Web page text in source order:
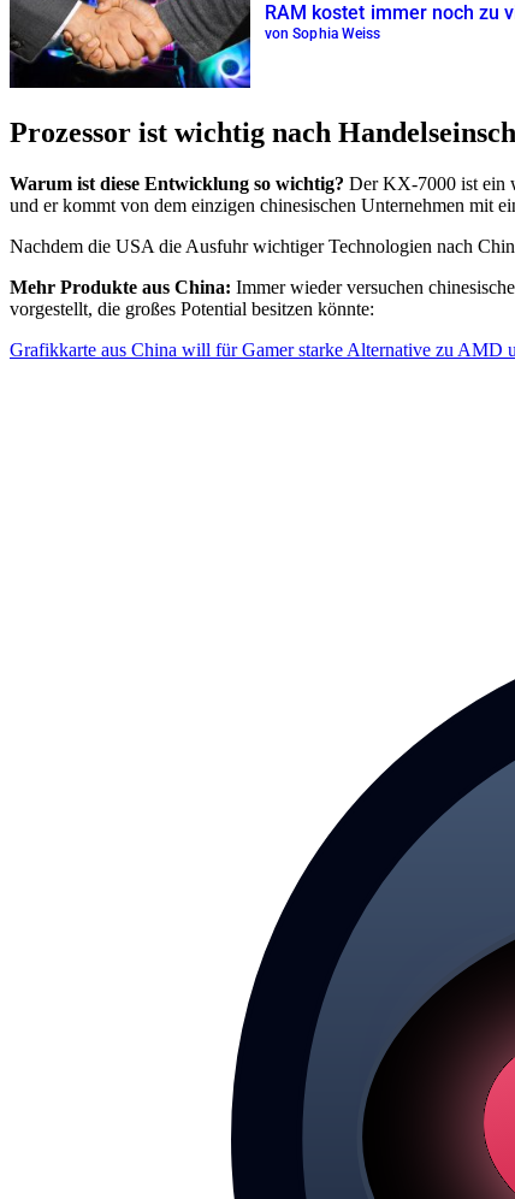
RAM kostet immer noch zu
von Sophia Weiss
Prozessor ist wichtig nach
Warum ist diese Entwicklung so wichtig? Der KX-7000 ist ein
und er kommt von dem einzigen chinesischen Unternehmen mit
Nachdem die USA die Ausfuhr wichtiger Technologien nach
Mehr Produkte aus China: Immer wieder versuchen
vorgestellt, die großes Potential besitzen könnte:
Grafikkarte aus China will für Gamer starke Alternative zu AMD